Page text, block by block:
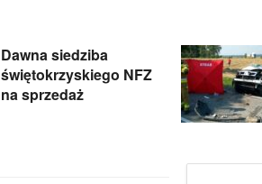
Dawna siedziba
świętokrzyskiego NFZ
na sprzedaż